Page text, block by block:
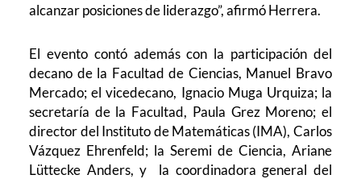
alcanzar posiciones de liderazgo”, afirmó Herrera.
El evento contó además con la participación del
decano de la Facultad de Ciencias, Manuel Bravo
Mercado; el vicedecano, Ignacio Muga Urquiza; la
secretaría de la Facultad, Paula Grez Moreno; el
director del Instituto de Matemáticas (IMA), Carlos
Vázquez Ehrenfeld; la Seremi de Ciencia, Ariane
Lüttecke Anders, y la coordinadora general del